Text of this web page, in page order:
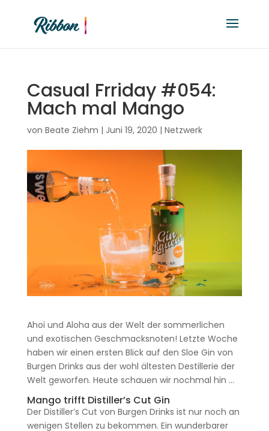
Casual Frriday #054:
Mach mal Mango
von Beate Ziehm | Juni 19, 2020 | Netzwerk
Ahoi und Aloha aus der Welt der sommerlichen
und exotischen Geschmacksnoten! Letzte Woche
haben wir einen ersten Blick auf den Sloe Gin von
Burgen Drinks aus der wohl ältesten Destillerie der
Welt geworfen. Heute schauen wir nochmal hin …
Mango trifft Distiller’s Cut Gin
Der Distiller’s Cut von Burgen Drinks ist nur noch an
wenigen Stellen zu bekommen. Ein wunderbarer